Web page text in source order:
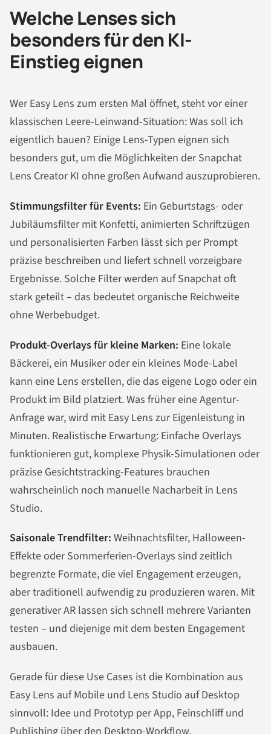
Welche Lenses sich
besonders für den KI-
Einstieg eignen
Wer Easy Lens zum ersten Mal öffnet, steht vor einer
klassischen Leere-Leinwand-Situation: Was soll ich
eigentlich bauen? Einige Lens-Typen eignen sich
besonders gut, um die Möglichkeiten der Snapchat
Lens Creator KI ohne großen Aufwand auszuprobieren.
Stimmungsfilter für Events: Ein Geburtstags- oder
Jubiläumsfilter mit Konfetti, animierten Schriftzügen
und personalisierten Farben lässt sich per Prompt
präzise beschreiben und liefert schnell vorzeigbare
Ergebnisse. Solche Filter werden auf Snapchat oft
stark geteilt – das bedeutet organische Reichweite
ohne Werbebudget.
Produkt-Overlays für kleine Marken: Eine lokale
Bäckerei, ein Musiker oder ein kleines Mode-Label
kann eine Lens erstellen, die das eigene Logo oder ein
Produkt im Bild platziert. Was früher eine Agentur-
Anfrage war, wird mit Easy Lens zur Eigenleistung in
Minuten. Realistische Erwartung: Einfache Overlays
funktionieren gut, komplexe Physik-Simulationen oder
präzise Gesichtstracking-Features brauchen
wahrscheinlich noch manuelle Nacharbeit in Lens
Studio.
Saisonale Trendfilter: Weihnachtsfilter, Halloween-
Effekte oder Sommerferien-Overlays sind zeitlich
begrenzte Formate, die viel Engagement erzeugen,
aber traditionell aufwendig zu produzieren waren. Mit
generativer AR lassen sich schnell mehrere Varianten
testen – und diejenige mit dem besten Engagement
ausbauen.
Gerade für diese Use Cases ist die Kombination aus
Easy Lens auf Mobile und Lens Studio auf Desktop
sinnvoll: Idee und Prototyp per App, Feinschliff und